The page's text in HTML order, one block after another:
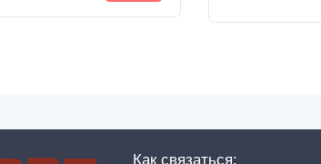
Как связаться: